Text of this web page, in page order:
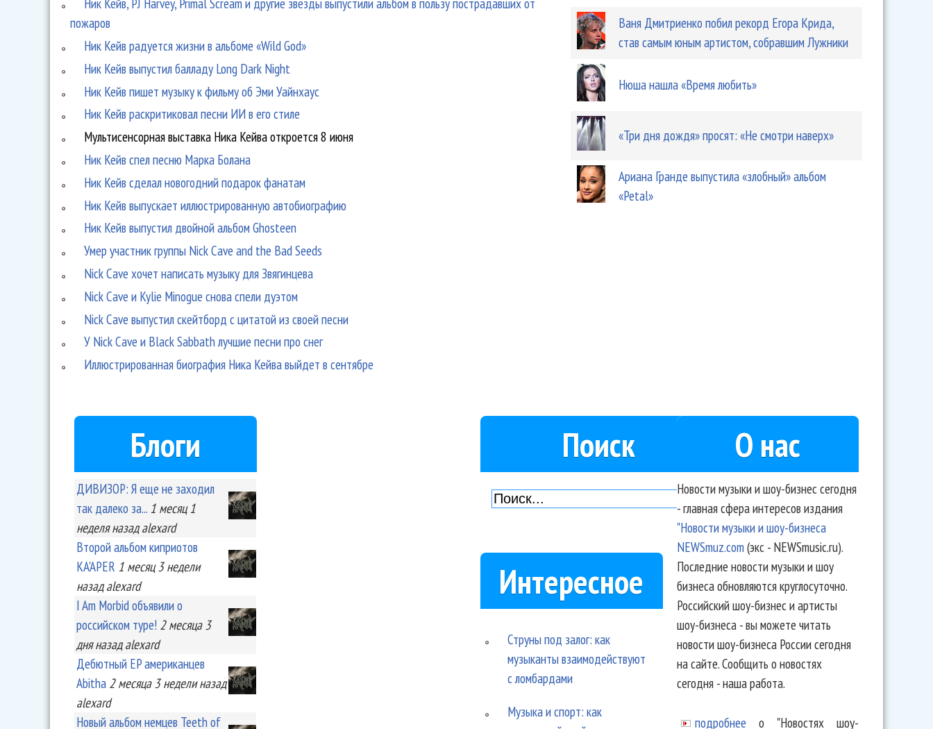
пожаров
Ник Кейв радуется жизни в альбоме «Wild God»
Ник Кейв выпустил балладу Long Dark Night
Ник Кейв пишет музыку к фильму об Эми Уайнхаус
Ник Кейв раскритиковал песни ИИ в его стиле
Мультисенсорная выставка Ника Кейва откроется 8 июня
Ник Кейв спел песню Марка Болана
Ник Кейв сделал новогодний подарок фанатам
Ник Кейв выпускает иллюстрированную автобиографию
Ник Кейв выпустил двойной альбом Ghosteen
Умер участник группы Nick Cave and the Bad Seeds
Nick Cave хочет написать музыку для Звягинцева
Nick Cave и Kylie Minogue снова спели дуэтом
Nick Cave выпустил скейтборд с цитатой из своей песни
У Nick Cave и Black Sabbath лучшие песни про снег
Иллюстрированная биография Ника Кейва выйдет в сентябре
Ваня Дмитриенко побил рекорд Егора Крида,
став самым юным артистом, собравшим Лужники
Нюша нашла «Время любить»
«Три дня дождя» просят: «Не смотри наверх»
Ариана Гранде выпустила «злобный» альбом
«Petal»
Блоги
ДИВИЗОР: Я еще не заходил
так далеко за... 1 месяц 1
неделяназад alexard
Второй альбом киприотов
KA'APER 1 месяц 3 недели
назад alexard
I Am Morbid объявили о
российском туре! 2 месяца 3
дняназад alexard
Дебютный EP американцев
Abitha 2 месяца 3 неделиназад
alexard
Новый альбом немцев Teeth of
Поиск
Интересное
Струны под залог: как
музыканты взаимодействуют
с ломбардами
Музыка и спорт: как
О нас
Новости музыки и шоу-бизнес сегодня
- главная сфера интересов издания
"Новости музыки и шоу-бизнеса
NEWSmuz.com(экс - NEWSmusic.ru).
Последние новости музыки и шоу
бизнеса обновляются круглосуточно.
Российский шоу-бизнес и артисты
шоу-бизнеса - вы можете читать
новости шоу-бизнеса России сегодня
на сайте. Сообщить о новостях
сегодня - наша работа.
подробнее о "Новостях шоу-